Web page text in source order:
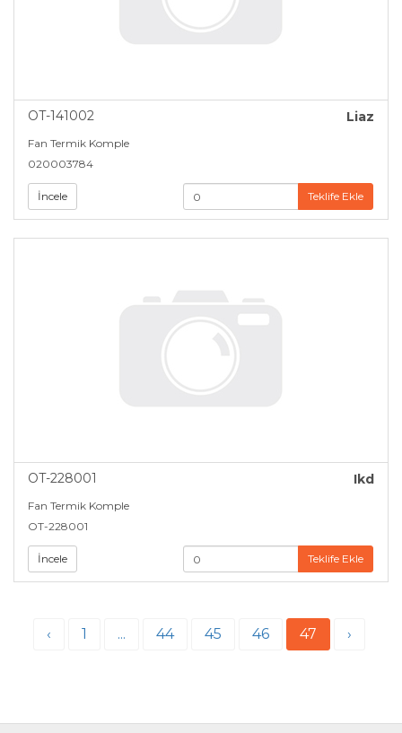
OT-141002 Liaz
Fan Termik Komple
020003784
İncele Teklife Ekle
OT-228001 Ikd
Fan Termik Komple
OT-228001
İncele Teklife Ekle
‹ 1 ... 44 45 46 47 ›